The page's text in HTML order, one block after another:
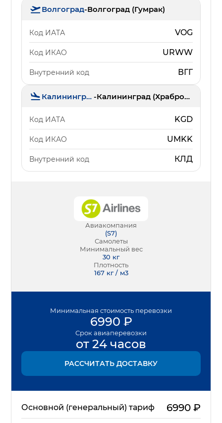
Волгоград-Волгоград (Гумрак)
Код ИАТА VOG
Код ИКАО URWW
Внутренний код ВГГ
Калининград - Калининград (Храброво)
Код ИАТА KGD
Код ИКАО UMKK
Внутренний код КЛД
Авиакомпания
(S7)
Самолеты
Минимальный вес
30 кг
Плотность
167 кг / м3
Минимальная стоимость перевозки
6990 ₽
Срок авиаперевозки
от 24 часов
РАССЧИТАТЬ ДОСТАВКУ
Основной (генеральный) тариф 6990₽